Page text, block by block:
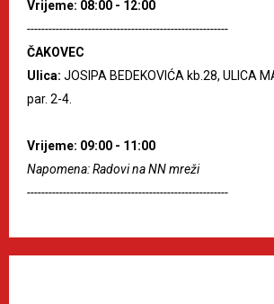
Vrijeme: 08:00 - 12:00
--------------------------------------------------------
ČAKOVEC
Ulica: JOSIPA BEDEKOVIĆA kb.28, ULICA
par. 2-4.
Vrijeme: 09:00 - 11:00
Napomena: Radovi na NN mreži
--------------------------------------------------------